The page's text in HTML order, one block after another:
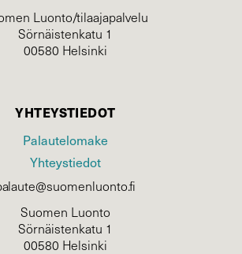
Luonto/tilaajapalvelu
Sörnäistenkatu 1
00580 Helsinki
YHTEYSTIEDOT
Palautelomake
Yhteystiedot
Suomen Luonto
Sörnäistenkatu 1
00580 Helsinki